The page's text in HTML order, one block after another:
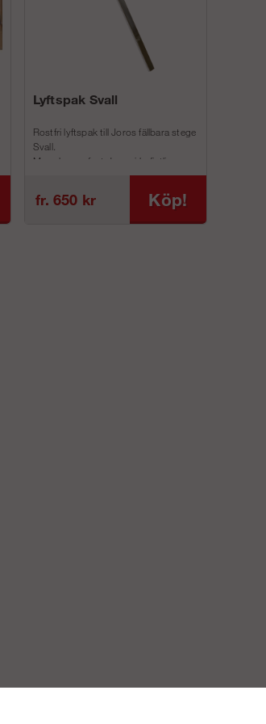
Lyftspak Svall
Rostfri lyftspak till Joros fällbara stege
Svall.
Man skruvar fast denna i befintliga
fr. 650 kr Köp!